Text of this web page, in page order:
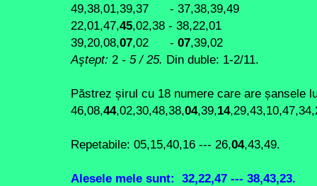
49,38,01,39,37 - 37,38,39,49
22,01,47,45,02,38 - 38,22,01
39,20,08,07,02 - 07,39,02
Aştept: 2 - 5 / 25. Din duble: 1-2/11.
Păstrez șirul cu 18 numere care are șansele
46,08,44,02,30,48,38,04,39,14
Repetabile: 05,15,40,16 --- 26,04,43,49.
Alesele mele sunt: 32,22,47 --- 38,43,23.